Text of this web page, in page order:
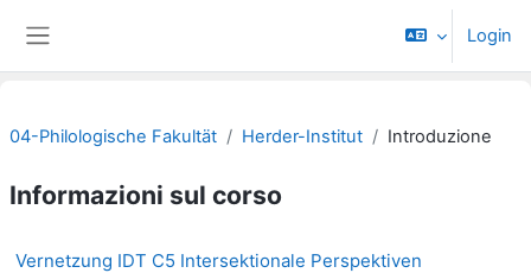
Login
04-Philologische Fakultät Herder-Institut Introduzione
Informazioni sul corso
Vernetzung IDT C5 Intersektionale Perspektiven